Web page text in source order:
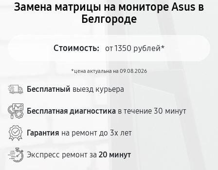
Замена матрицы на мониторе Asus в
Белгороде
Стоимость: от 1350 рублей*
*цена актуальна на 09.08.2026
Бесплатный выезд курьера
Бесплатная диагностика в течение 30 минут
Гарантия на ремонт до 3х лет
Экспресс ремонт за 20 минут